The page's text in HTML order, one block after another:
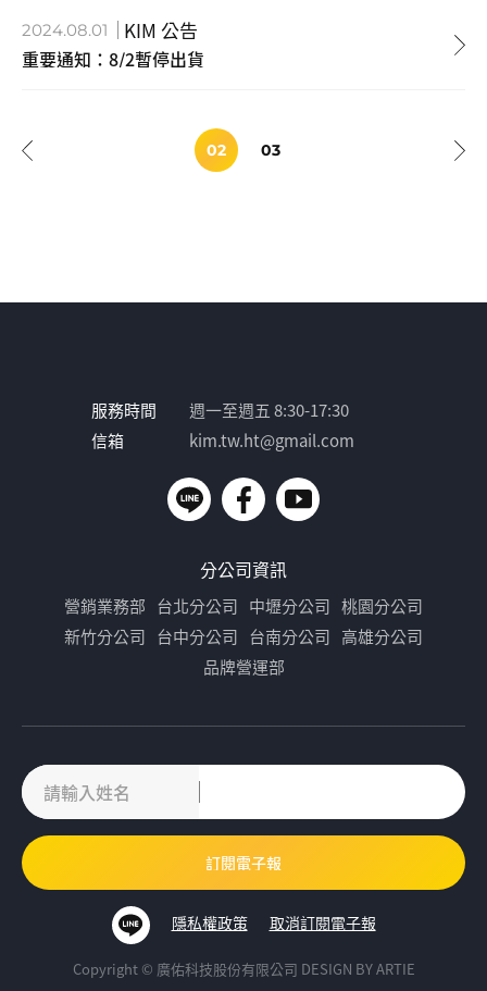
2024.08.01 KIM 公告
重要通知：8/2暫停出貨
02 03
服務時間
週一至週五 8:30-17:30
信箱
kim.tw.ht@gmail.com
分公司資訊
營銷業務部 台北分公司 中壢分公司 桃園分公司
新竹分公司 台中分公司 台南分公司 高雄分公司
品牌營運部
隱私權政策 取消訂閱電子報
Copyright © 廣佑科技股份有限公司 DESIGN BYARTIE